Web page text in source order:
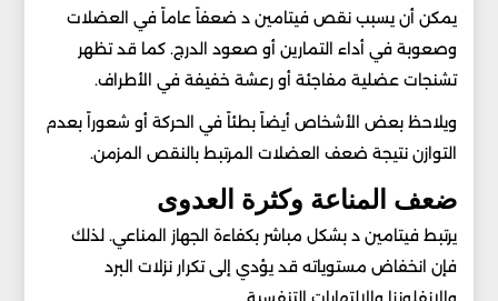
يمكن أن يسبب نقص فيتامين د ضعفاً عاماً في العضلات
وصعوبة في أداء التمارين أو صعود الدرج. كما قد تظهر
تشنجات عضلية مفاجئة أو رعشة خفيفة في الأطراف.
ويلاحظ بعض الأشخاص أيضاً بطئاً في الحركة أو شعوراً بعدم
التوازن نتيجة ضعف العضلات المرتبط بالنقص المزمن.
ضعف المناعة وكثرة العدوى
يرتبط فيتامين د بشكل مباشر بكفاءة الجهاز المناعي. لذلك
فإن انخفاض مستوياته قد يؤدي إلى تكرار نزلات البرد